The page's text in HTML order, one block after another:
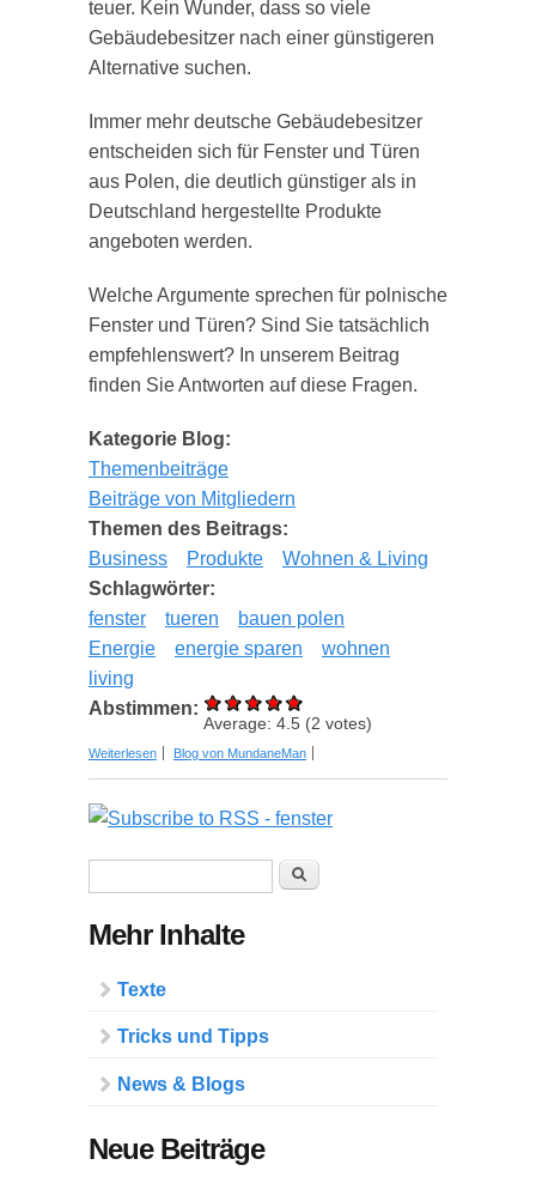
teuer. Kein Wunder, dass so viele
Gebäudebesitzer nach einer günstigeren
Alternative suchen.
Immer mehr deutsche Gebäudebesitzer
entscheiden sich für Fenster und Türen
aus Polen, die deutlich günstiger als in
Deutschland hergestellte Produkte
angeboten werden.
Welche Argumente sprechen für polnische
Fenster und Türen? Sind Sie tatsächlich
empfehlenswert? In unserem Beitrag
finden Sie Antworten auf diese Fragen.
Kategorie Blog:
Themenbeiträge
Beiträge von Mitgliedern
Themen des Beitrags:
Business
Produkte
Wohnen & Living
Schlagwörter:
fenster
tueren
bauen polen
Energie
energie sparen
wohnen
living
Abstimmen:
Average: 4.5 (2 votes)
Weiterlesen über Fenster und Türen aus Polen. Sind sie
Blog von MundaneMan
Suche
Mehr Inhalte
Texte
Tricks und Tipps
News & Blogs
Neue Beiträge